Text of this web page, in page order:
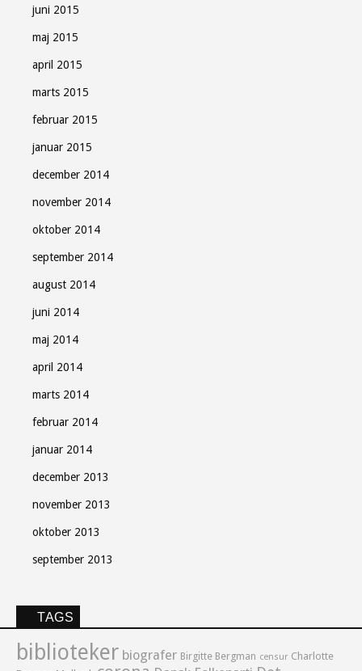
juni 2015
maj 2015
april 2015
marts 2015
februar 2015
januar 2015
december 2014
november 2014
oktober 2014
september 2014
august 2014
juni 2014
maj 2014
april 2014
marts 2014
februar 2014
januar 2014
december 2013
november 2013
oktober 2013
september 2013
TAGS
biblioteker biografer Birgitte Bergman censur Charlotte